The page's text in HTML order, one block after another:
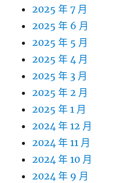
2025 年 7 月
2025 年 6 月
2025 年 5 月
2025 年 4 月
2025 年 3 月
2025 年 2 月
2025 年 1 月
2024 年 12 月
2024 年 11 月
2024 年 10 月
2024 年 9 月